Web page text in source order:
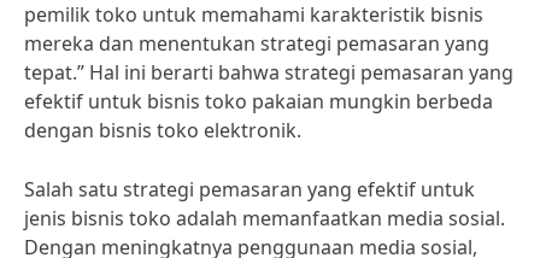
pemilik toko untuk memahami karakteristik bisnis
mereka dan menentukan strategi pemasaran yang
tepat.” Hal ini berarti bahwa strategi pemasaran yang
efektif untuk bisnis toko pakaian mungkin berbeda
dengan bisnis toko elektronik.
Salah satu strategi pemasaran yang efektif untuk
jenis bisnis toko adalah memanfaatkan media sosial.
Dengan meningkatnya penggunaan media sosial,